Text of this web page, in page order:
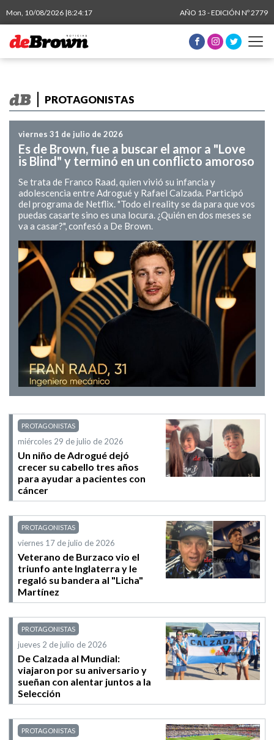
Mon, 10/08/2026 |8:24:17 AÑO 13 - EDICIÓN Nº 2779
PROTAGONISTAS
viernes 31 de julio de 2026
Es de Brown, fue a buscar el amor a "Love
is Blind" y terminó en un conflicto amoroso
Se trata de Franco Raad, quien vivió su infancia y
adolescencia entre Adrogué y Rafael Calzada. Participó
del programa de Netflix. "Todo el reality se da para que vos
puedas casarte sino es una locura. ¿Quién en dos meses se
va a casar?", confesó a De Brown.
PROTAGONISTAS
miércoles 29 de julio de 2026
Un niño de Adrogué dejó
crecer su cabello tres años
para ayudar a pacientes con
cáncer
PROTAGONISTAS
viernes 17 de julio de 2026
Veterano de Burzaco vio el
triunfo ante Inglaterra y le
regaló su bandera al "Licha"
Martínez
PROTAGONISTAS
jueves 2 de julio de 2026
De Calzada al Mundial:
viajaron por su aniversario y
sueñan con alentar juntos a la
Selección
PROTAGONISTAS